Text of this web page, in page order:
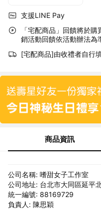
支援LINE Pay
「宅配商品」回饋將於
銷活動回饋依活動辦法為
[宅配商品]由收禮者自行
商品資訊
公司名稱: 嗜甜女子工作室
公司地址: 台北市大同區延平
統一編號: 88169729
負責人: 陳思穎